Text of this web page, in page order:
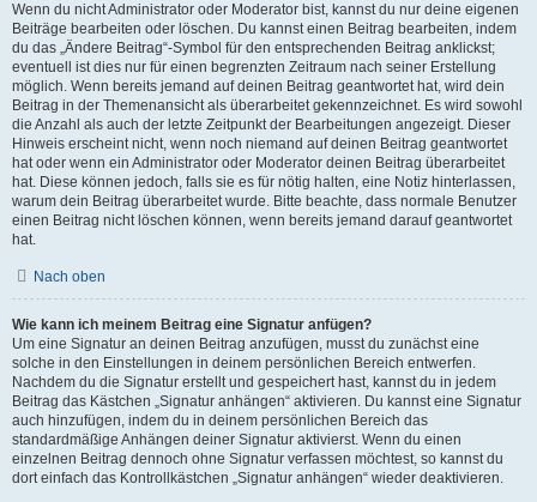
Wenn du nicht Administrator oder Moderator bist, kannst du nur deine eigenen
Beiträge bearbeiten oder löschen. Du kannst einen Beitrag bearbeiten, indem
du das „Ändere Beitrag“-Symbol für den entsprechenden Beitrag anklickst;
eventuell ist dies nur für einen begrenzten Zeitraum nach seiner Erstellung
möglich. Wenn bereits jemand auf deinen Beitrag geantwortet hat, wird dein
Beitrag in der Themenansicht als überarbeitet gekennzeichnet. Es wird sowohl
die Anzahl als auch der letzte Zeitpunkt der Bearbeitungen angezeigt. Dieser
Hinweis erscheint nicht, wenn noch niemand auf deinen Beitrag geantwortet
hat oder wenn ein Administrator oder Moderator deinen Beitrag überarbeitet
hat. Diese können jedoch, falls sie es für nötig halten, eine Notiz hinterlassen,
warum dein Beitrag überarbeitet wurde. Bitte beachte, dass normale Benutzer
einen Beitrag nicht löschen können, wenn bereits jemand darauf geantwortet
hat.
Nach oben
Wie kann ich meinem Beitrag eine Signatur anfügen?
Um eine Signatur an deinen Beitrag anzufügen, musst du zunächst eine
solche in den Einstellungen in deinem persönlichen Bereich entwerfen.
Nachdem du die Signatur erstellt und gespeichert hast, kannst du in jedem
Beitrag das Kästchen „Signatur anhängen“ aktivieren. Du kannst eine Signatur
auch hinzufügen, indem du in deinem persönlichen Bereich das
standardmäßige Anhängen deiner Signatur aktivierst. Wenn du einen
einzelnen Beitrag dennoch ohne Signatur verfassen möchtest, so kannst du
dort einfach das Kontrollkästchen „Signatur anhängen“ wieder deaktivieren.